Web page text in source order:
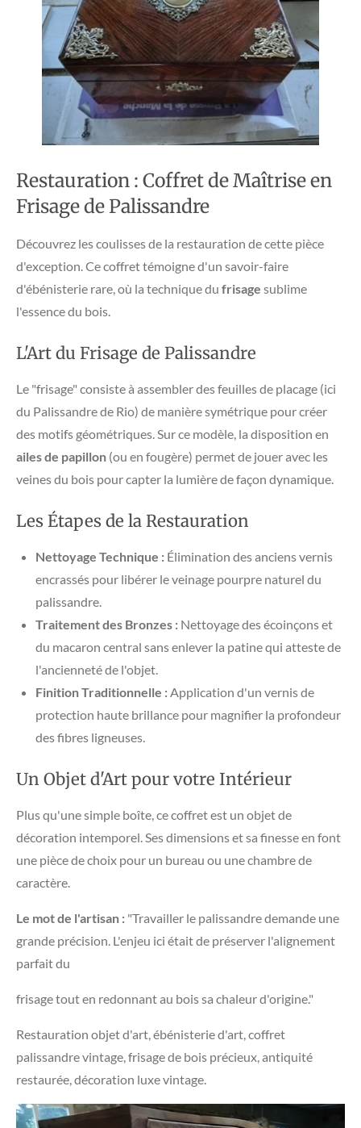
Restauration : Coffret de Maîtrise en
Frisage de Palissandre
​Découvrez les coulisses de la restauration de cette pièce
d'exception. Ce coffret témoigne d'un savoir-faire
d'ébénisterie rare, où la technique du frisage sublime
l'essence du bois.
​L'Art du Frisage de Palissandre
​Le "frisage" consiste à assembler des feuilles de placage (ici
du Palissandre de Rio) de manière symétrique pour créer
des motifs géométriques. Sur ce modèle, la disposition en
ailes de papillon (ou en fougère) permet de jouer avec les
veines du bois pour capter la lumière de façon dynamique.
Les Étapes de la Restauration
Nettoyage Technique : Élimination des anciens vernis
encrassés pour libérer le veinage pourpre naturel du
palissandre.
Traitement des Bronzes : Nettoyage des écoinçons et
du macaron central sans enlever la patine qui atteste de
l'ancienneté de l'objet.
Finition Traditionnelle :Application d'un vernis de
protection haute brillance pour magnifier la profondeur
des fibres ligneuses.
​Un Objet d'Art pour votre Intérieur
​Plus qu'une simple boîte, ce coffret est un objet de
décoration intemporel. Ses dimensions et sa finesse en font
une pièce de choix pour un bureau ou une chambre de
caractère.
Le mot de l'artisan : "Travailler le palissandre demande une
grande précision. L'enjeu ici était de préserver l'alignement
parfait du
frisage tout en redonnant au bois sa chaleur d'origine."
Restauration objet d'art, ébénisterie d'art, coffret
palissandre vintage, frisage de bois précieux, antiquité
restaurée, décoration luxe vintage.